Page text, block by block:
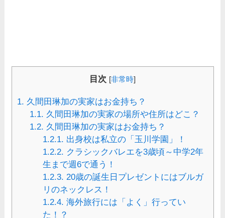
目次 [非常時]
1. 久間田琳加の実家はお金持ち？
1.1. 久間田琳加の実家の場所や住所はどこ？
1.2. 久間田琳加の実家はお金持ち？
1.2.1. 出身校は私立の「玉川学園」！
1.2.2. クラシックバレエを3歳頃～中学2年
生まで週6で通う！
1.2.3. 20歳の誕生日プレゼントにはブルガ
リのネックレス！
1.2.4. 海外旅行には「よく」行ってい
た！？